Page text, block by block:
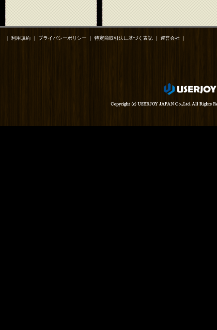
｜ 利用規約 ｜ プライバシーポリシー ｜ 特定商取引法に基づく表記 ｜ 運営会社 ｜